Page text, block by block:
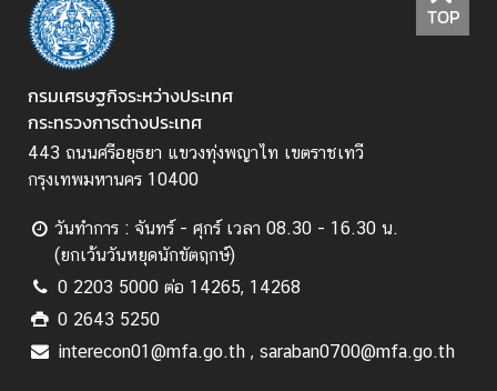
ข่
า
ว
ป
ร
ะ
ก
า
ศ
แ
ล
TOP
กรมเศรษฐกิจระหว่างประเทศ
กระทรวงการต่างประเทศ
443 ถนนศรีอยุธยา แขวงทุ่งพญาไท เขตราชเทวี
กรุงเทพมหานคร 10400
วันทำการ : จันทร์ - ศุกร์ เวลา 08.30 - 16.30 น.
(ยกเว้นวันหยุดนักขัตฤกษ์)
0 2203 5000 ต่อ 14265, 14268
0 2643 5250
interecon01@mfa.go.th , saraban0700@mfa.go.th